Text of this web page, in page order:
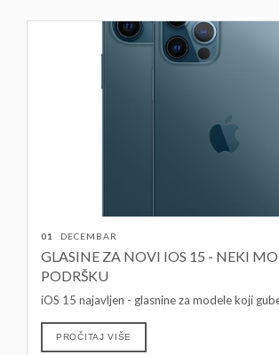
01 DECEMBAR
GLASINE ZA NOVI IOS 15 - NEKI
PODRŠKU
iOS 15 najavljen - glasnine za modele koji
PROČITAJ VIŠE